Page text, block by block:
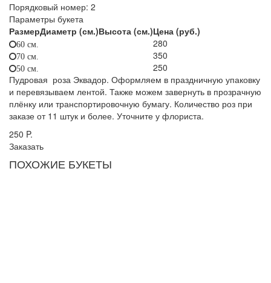
Порядковый номер: 2
Параметры букета
РазмерДиаметр (см.)Высота (см.)Цена (руб.)
60 см. 280
70 см. 350
50 см.
250
Пудровая роза Эквадор. Оформляем в праздничную упаковку
и перевязываем лентой. Также можем завернуть в прозрачную
плёнку или транспортировочную бумагу. Количество роз при
заказе от 11 штук и более. Уточните у флориста.
250 P.
Заказать
ПОХОЖИЕ БУКЕТЫ